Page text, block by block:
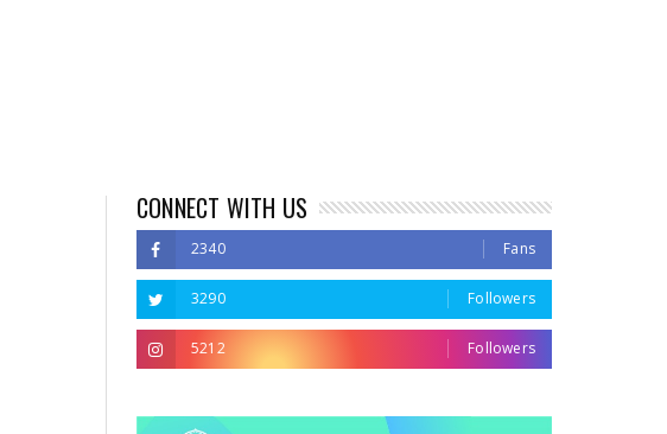
CONNECT WITH US
2340 Fans
3290 Followers
5212 Followers